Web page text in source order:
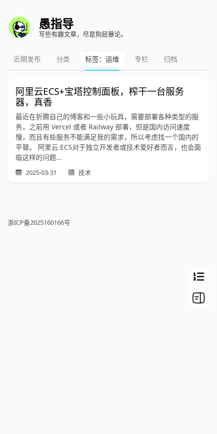
愚指导
写些有趣文章，尽是狗屁暴论。
近期发布 分类 标签：运维 专栏 归档
阿里云ECS+宝塔控制面板，榨干一台服务
器，真香
最近在折腾自己的博客和一些小玩具，需要部署各种类型的服
务，之前用 Vercel 或者 Railway 部署，但是国内访问速度
慢，而且有些服务不能满足我的需求，所以考虑找一个国内的
平替。 阿里云 ECS对于独立开发者或技术爱好者而言，也会面
临这样的问题...
2025-03-31 技术
浙ICP备2025160166号